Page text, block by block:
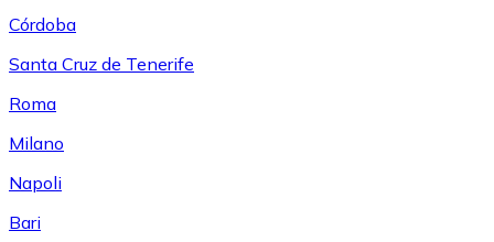
Córdoba
Santa Cruz de Tenerife
Roma
Milano
Napoli
Bari